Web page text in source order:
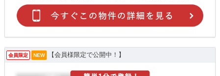
会員限定 NEW 【会員様限定で公開中！】